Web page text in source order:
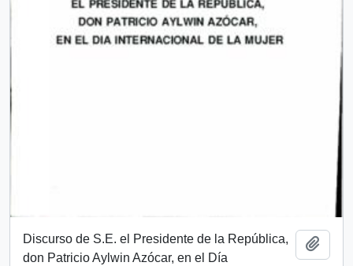
Discurso de S.E. el Presidente de la República,
don Patricio Aylwin Azócar, en el Día